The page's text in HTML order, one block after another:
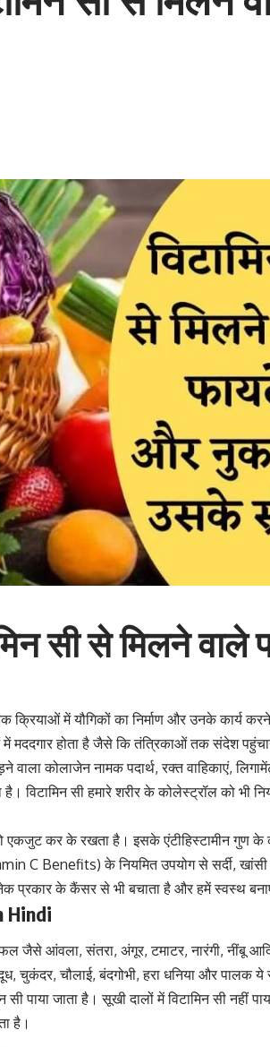
सी से मिलने वाले
क्रियाओं में यौगिकों का निर्माण और उनके कार्य
मददगार होता है जैसे कि तंत्रिकाओं तक संदेश
वाला कोलाजेन नामक पदार्थ, रक्त वाहिकाएं,
है। विटामिन सी हमारे शरीर केकोलेस्ट्रॉलको भी
एकजुट कर के रखता है। इसके एंटीहिस्टामीन गुण के
C Benefits) के नियमित उपयोग से सर्दी,
प्रकार के कैंसर से भी बचाता है और हमें स्वस्थ
Hindi
जैसे आंवला, संतरा, अंगूर, टमाटर, नारंगी, नींबू
चुकंदर, चौलाई, बंदगोभी, हरा धनिया और पालक ये
पाया जाता है। सूखी दालों में विटामिन सी नहीं
है।